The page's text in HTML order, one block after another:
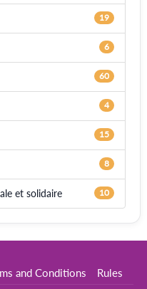
19
6
60
4
15
8
et solidaire 10
and Conditions Rules